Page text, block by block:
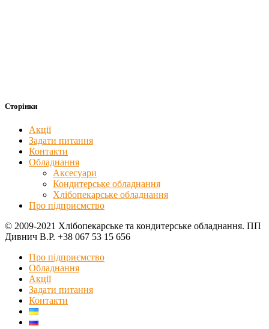
Сторінки
Акції
Задати питання
Контакти
Обладнання
Аксесуари
Кондитерське обладнання
Хлібопекарське обладнання
Про підприємство
© 2009-2021 Хлібопекарське та кондитерське обладнання. ПП
Дивнич В.Р. +38 067 53 15 656
Про підприємство
Обладнання
Акції
Задати питання
Контакти